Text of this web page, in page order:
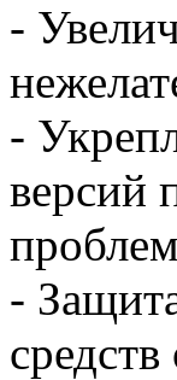
-
-
версий
-